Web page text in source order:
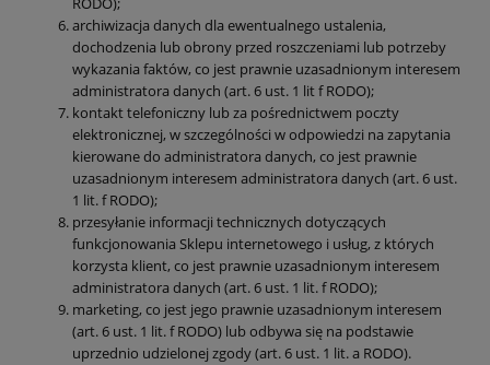
archiwizacja danych dla ewentualnego ustalenia,
dochodzenia lub obrony przed roszczeniami lub potrzeby
wykazania faktów, co jest prawnie uzasadnionym interesem
administratora danych (art. 6 ust. 1 lit f RODO);
kontakt telefoniczny lub za pośrednictwem poczty
elektronicznej, w szczególności w odpowiedzi na zapytania
kierowane do administratora danych, co jest prawnie
uzasadnionym interesem administratora danych (art. 6 ust.
1 lit. f RODO);
przesyłanie informacji technicznych dotyczących
funkcjonowania Sklepu internetowego i usług, z których
korzysta klient, co jest prawnie uzasadnionym interesem
administratora danych (art. 6 ust. 1 lit. f RODO);
marketing, co jest jego prawnie uzasadnionym interesem
(art. 6 ust. 1 lit. f RODO) lub odbywa się na podstawie
uprzednio udzielonej zgody (art. 6 ust. 1 lit. a RODO).